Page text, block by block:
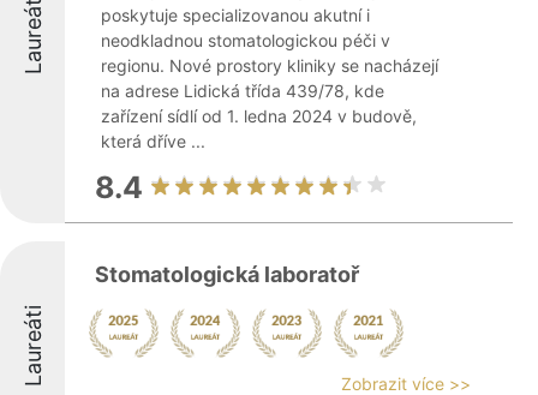
Laureáti
poskytuje specializovanou akutní i
neodkladnou stomatologickou péči v
regionu. Nové prostory kliniky se nacházejí
na adrese Lidická třída 439/78, kde
zařízení sídlí od 1. ledna 2024 v budově,
která dříve ...
8.4
Laureáti
Stomatologická laboratoř
Zobrazit více >>